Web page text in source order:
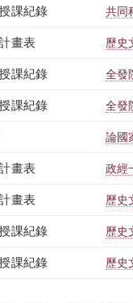
課紀錄 共同
畫表 歷史
課紀錄 全發
課紀錄 全發
論國
畫表 政經
畫表 歷史
課紀錄 歷史
課紀錄 歷史